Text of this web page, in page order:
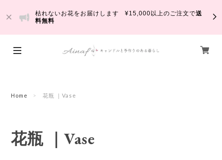
枯れないお花をお届けします ¥15,000以上のご注文で送
料無料
Home 花瓶 ｜Vase
花瓶 ｜Vase